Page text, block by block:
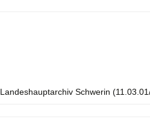
Landeshauptarchiv Schwerin